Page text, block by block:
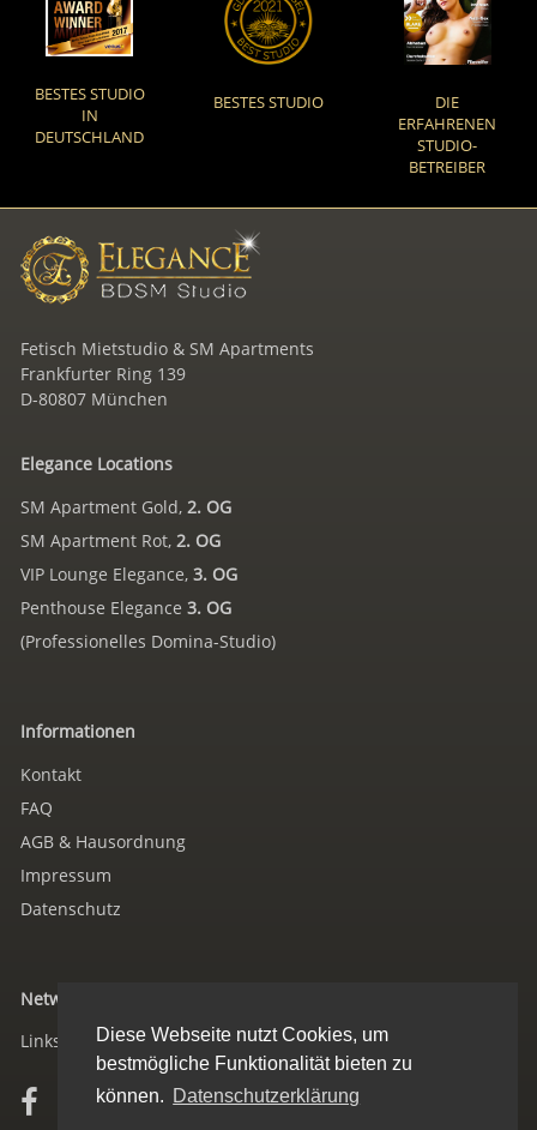
Diese Webseite nutzt Cookies, um
bestmögliche Funktionalität bieten zu
können. Datenschutzerklärung
BESTES STUDIO
IN
DEUTSCHLAND
BESTES STUDIO
DIE
ERFAHRENEN
STUDIO-
BETREIBER
Fetisch Mietstudio & SM Apartments
Frankfurter Ring 139
D-80807 München
Elegance Locations
SM Apartment Gold, 2. OG
SM Apartment Rot, 2. OG
VIP Lounge Elegance, 3. OG
Penthouse Elegance 3. OG
(Professionelles Domina-Studio)
Informationen
Kontakt
FAQ
AGB & Hausordnung
Impressum
Datenschutz
Networking
Links/Verweise